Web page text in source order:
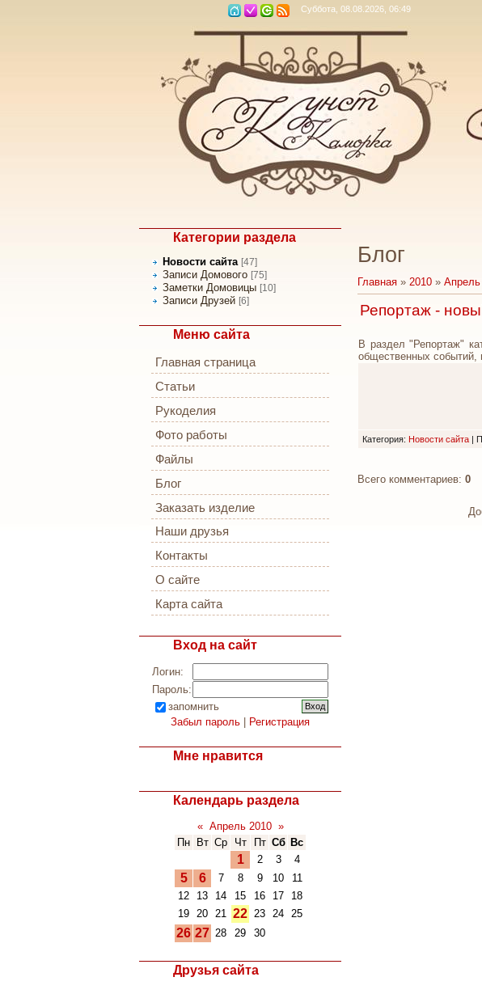
Суббота, 08.08.2026, 06:49
Категории раздела
Новости сайта [47]
Записи Домового [75]
Заметки Домовицы [10]
Записи Друзей [6]
Меню сайта
Главная страница
Статьи
Рукоделия
Фото работы
Файлы
Блог
Заказать изделие
Наши друзья
Контакты
О сайте
Карта сайта
Вход на сайт
Логин:
Пароль:
запомнить
Забыл пароль
Регистрация
Мне нравится
Календарь раздела
« Апрель 2010 »
Пн
Вт Ср Чт Пт Сб Вс
1 2 3 4
5 6 7 8 9 10
11
12
13 14 15 16 17
18
19 20 21 22 23 24 25
26 27 28 29 30
Друзья сайта
Блог
Главная » 2010 » Апрель
Репортаж -
В раздел "Репортаж"
общественных событий,
Категория: Новости сайта
Всего комментариев: 0